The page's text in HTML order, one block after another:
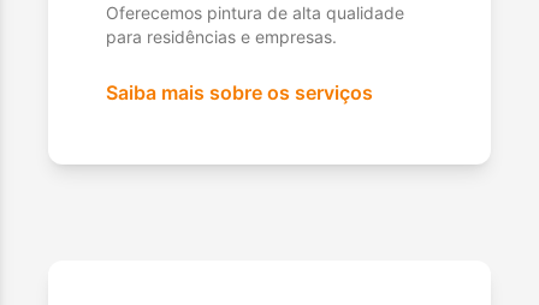
Oferecemos pintura de alta qualidade
para residências e empresas.
Saiba mais sobre os serviços